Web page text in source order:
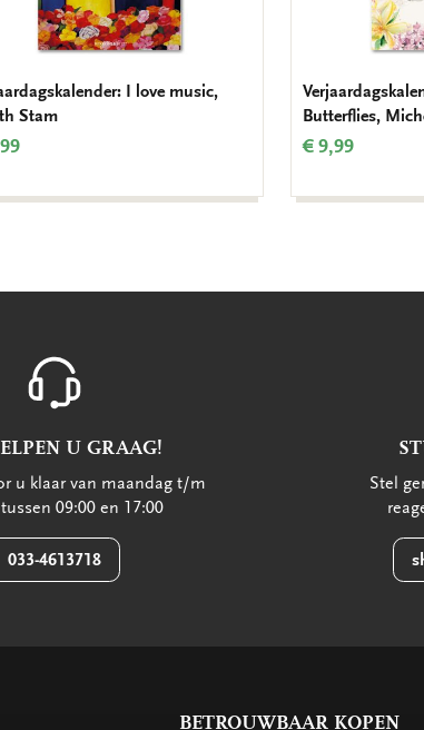
I love music,
Stam
Butterflies,
€ 9,99
U GRAAG!
u klaar van maandag t/m
09:00 en 17:00
033-4613718
Stel
BETROUWBAAR KOPEN